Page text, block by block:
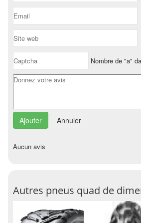
Nombre de "a"
Annuler
Aucun avis
Autres pneus quad de